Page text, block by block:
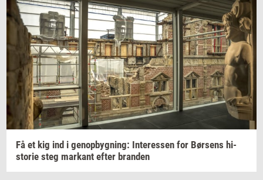
Få et kig ind i genop­byg­ning: In­ter­es­sen for Bør­sens hi­
sto­rie steg mar­kant efter bran­den